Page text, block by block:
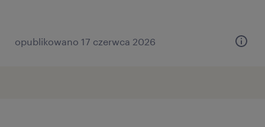
opublikowano 17 czerwca 2026